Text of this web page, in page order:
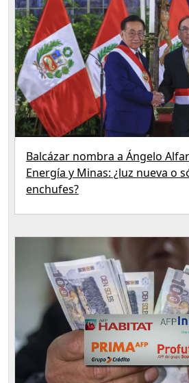
Balcázar nombra a Ángelo
Energía y Minas: ¿luz nueva o
enchufes?